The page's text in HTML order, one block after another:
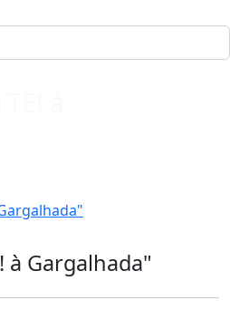
à Gargalhada"